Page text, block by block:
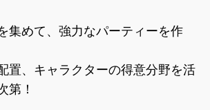
集めて、強力なパーティーを作
置、キャラクターの得意分野を活
第！